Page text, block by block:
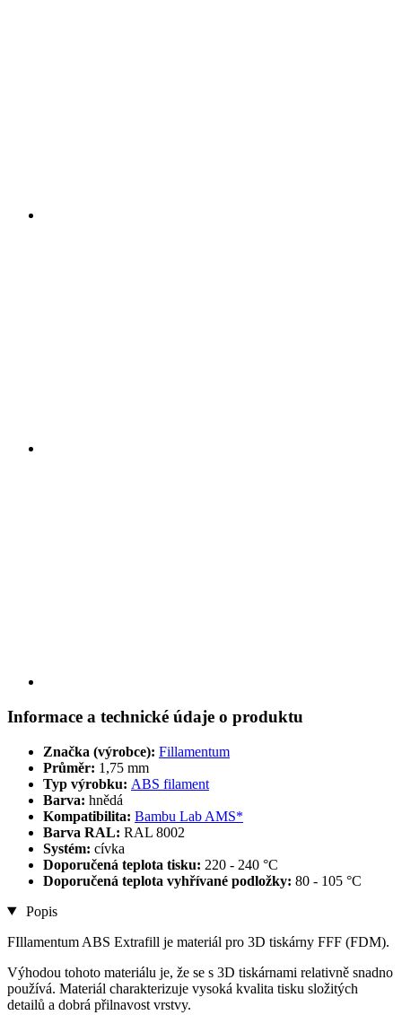
Informace a technické údaje o produktu
Značka (výrobce): Fillamentum
Průměr: 1,75 mm
Typ výrobku: ABS filament
Barva: hnědá
Kompatibilita: Bambu Lab AMS*
Barva RAL: RAL 8002
Systém: cívka
Doporučená teplota tisku: 220 - 240 °C
Doporučená teplota vyhřívané podložky: 80 - 105 °C
Popis
FIllamentum ABS Extrafill je materiál pro 3D tiskárny FFF (FDM).
Výhodou tohoto materiálu je, že se s 3D tiskárnami relativně snadno
používá. Materiál charakterizuje vysoká kvalita tisku složitých
detailů a dobrá přilnavost vrstvy.